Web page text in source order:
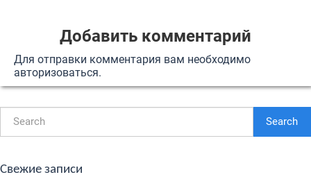
Добавить комментарий
Для отправки комментария вам необходимо
авторизоваться.
Search
Свежие записи